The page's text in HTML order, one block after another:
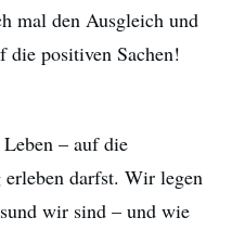
mal den Ausgleich und
die positiven Sachen!
– auf die
erleben darfst. Wir legen
wir sind – und wie